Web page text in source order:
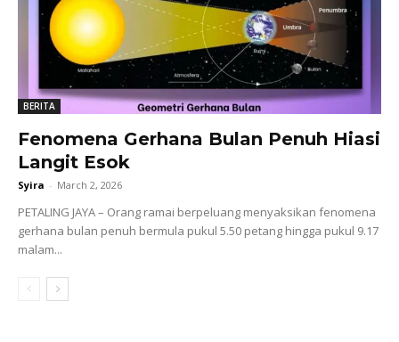
BERITA
Fenomena Gerhana Bulan Penuh Hiasi
Langit Esok
Syira - March 2, 2026
PETALING JAYA – Orang ramai berpeluang menyaksikan fenomena
gerhana bulan penuh bermula pukul 5.50 petang hingga pukul 9.17
malam...